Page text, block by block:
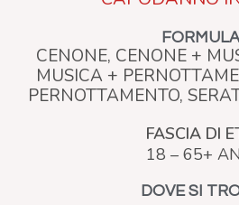
CENONE, CENONE +
MUSICA +
PERNOTTAMENTO,
FASCIA DI
18 – 65+
DOVE SI